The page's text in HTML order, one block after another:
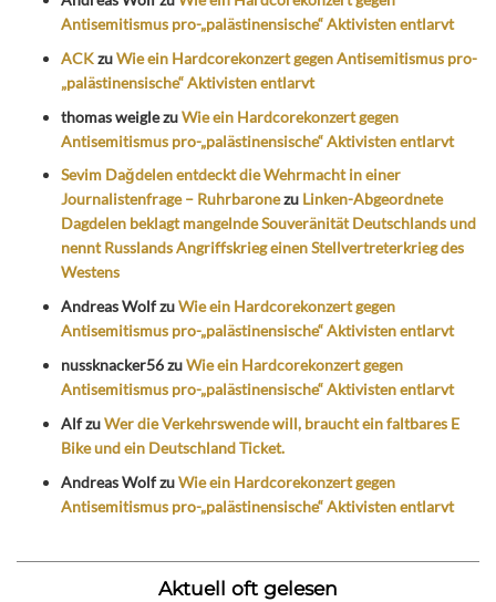
Antisemitismus pro-„palästinensische“ Aktivisten entlarvt
ACKzuWie ein Hardcorekonzert gegen Antisemitismus pro-
„palästinensische“ Aktivisten entlarvt
thomas weiglezuWie ein Hardcorekonzert gegen
Antisemitismus pro-„palästinensische“ Aktivisten entlarvt
Sevim Dağdelen entdeckt die Wehrmacht in einer
Journalistenfrage – Ruhrbaronezu Linken-Abgeordnete
Dagdelen beklagt mangelnde Souveränität Deutschlands und
nennt Russlands Angriffskrieg einen Stellvertreterkrieg des
Westens
Andreas WolfzuWie ein Hardcorekonzert gegen
Antisemitismus pro-„palästinensische“ Aktivisten entlarvt
nussknacker56zuWie ein Hardcorekonzert gegen
Antisemitismus pro-„palästinensische“ Aktivisten entlarvt
AlfzuWer die Verkehrswende will, braucht ein faltbares E
Bike und ein Deutschland Ticket.
Andreas WolfzuWie ein Hardcorekonzert gegen
Antisemitismus pro-„palästinensische“ Aktivisten entlarvt
Aktuell oft gelesen